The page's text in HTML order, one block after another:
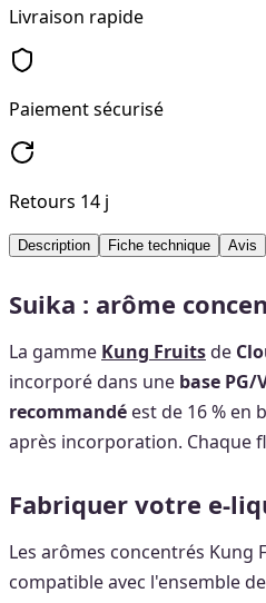
Livraison rapide
Paiement sécurisé
Retours 14 j
Description Fiche technique Avis
Suika : arôme
La gamme Kung Fruitsde
incorporé dans une base PG/
recommandé est de 16 % en
après incorporation. Chaque
Fabriquer votre e-
Les arômes concentrés
compatible avec l'ensemble